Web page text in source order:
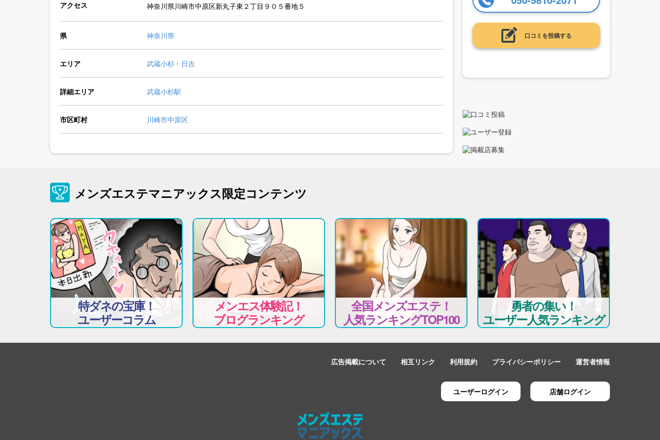
アクセス 神奈川県川崎市中原区新丸子東２丁目９０５番地５
県 神奈川県
エリア 武蔵小杉・日吉
詳細エリア 武蔵小杉駅
市区町村 川崎市中原区
口コミを投稿する
メンズエステマニアックス限定コンテンツ
特ダネの宝庫！
ユーザーコラム
メンエス体験記！
ブログランキング
全国メンズエステ！
人気ランキングTOP100
勇者の集い！
ユーザー人気ランキング
広告掲載について 相互リンク 利用規約 プライバシーポリシー 運営者情報
ユーザーログイン 店舗ログイン